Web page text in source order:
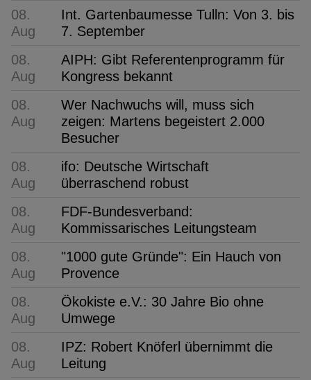
08.
Aug
Int. Gartenbaumesse Tulln: Von 3. bis
7. September
08.
Aug
AIPH: Gibt Referentenprogramm für
Kongress bekannt
08.
Aug
Wer Nachwuchs will, muss sich
zeigen: Martens begeistert 2.000
Besucher
08.
Aug
ifo: Deutsche Wirtschaft
überraschend robust
08.
Aug
FDF-Bundesverband:
Kommissarisches Leitungsteam
08.
Aug
"1000 gute Gründe": Ein Hauch von
Provence
08.
Aug
Ökokiste e.V.: 30 Jahre Bio ohne
Umwege
08.
Aug
IPZ: Robert Knöferl übernimmt die
Leitung